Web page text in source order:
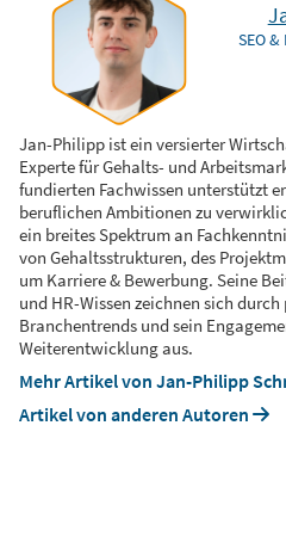
SEO
Jan-Philipp ist ein versierter
Experte für Gehalts- und
fundierten Fachwissen unterstützt
beruflichen Ambitionen zu
ein breites Spektrum an
von Gehaltsstrukturen, des
um Karriere & Bewerbung. Seine
und HR-Wissen zeichnen sich
Branchentrends und sein
Weiterentwicklung aus.
Mehr Artikel von Jan-Philipp
Artikel von anderen Autoren